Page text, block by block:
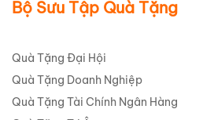
Bộ Sưu Tập Quà Tặng
Quà Tặng Đại Hội
Quà Tặng Doanh Nghiệp
Quà Tặng Tài Chính Ngân Hàng